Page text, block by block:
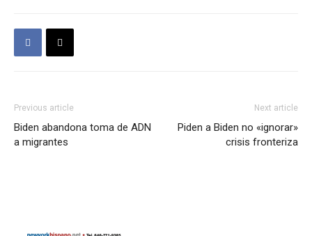
Previous article
Biden abandona toma de ADN
a migrantes
Next article
Piden a Biden no «ignorar»
crisis fronteriza